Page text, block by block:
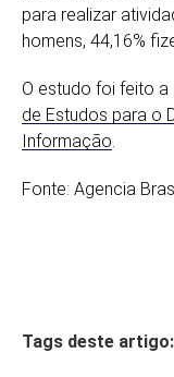
para realizar
homens, 44,16%
O estudo foi feito
de Estudos para o
Informação.
Fonte: Agencia
Tags deste artigo: